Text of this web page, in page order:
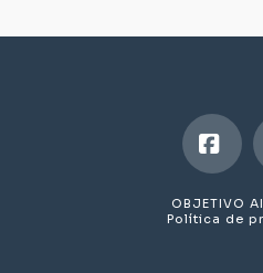
OBJETIVO
Política de